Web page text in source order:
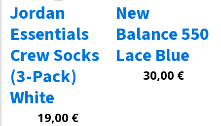
Jordan
Essentials
Crew Socks
(3-Pack)
White
19,00 €
New
Balance 550
Lace Blue
30,00 €